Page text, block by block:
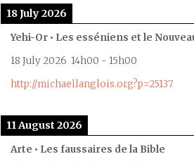
18 July 2026
Yehi-Or • Les esséniens et le
18 July 2026 14h00 - 15h00
http://michaellanglois.org?p=25137
11 August 2026
Arte • Les faussaires de la Bible